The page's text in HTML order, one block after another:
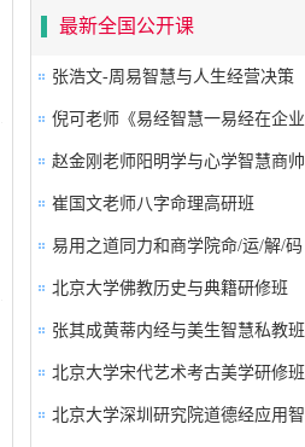
最新全国公开课
张浩文-周易智慧与人生经营决策
倪可老师《易经智慧一易经在企业
赵金刚老师阳明学与心学智慧商帅
崔国文老师八字命理高研班
易用之道同力和商学院命/运/解/码
北京大学佛教历史与典籍研修班
张其成黄蒂内经与美生智慧私教班
北京大学宋代艺术考古美学研修班
北京大学深圳研究院道德经应用智